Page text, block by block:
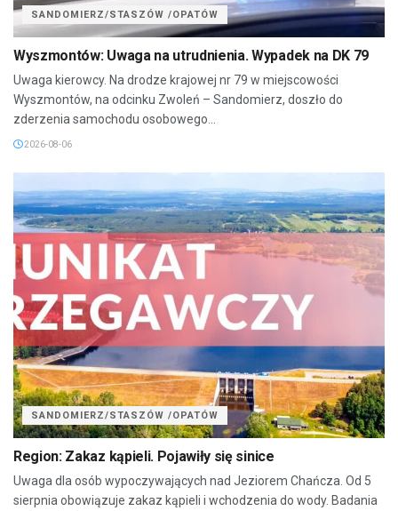
SANDOMIERZ/STASZÓW /OPATÓW
Wyszmontów: Uwaga na utrudnienia. Wypadek na DK 79
Uwaga kierowcy. Na drodze krajowej nr 79 w miejscowości
Wyszmontów, na odcinku Zwoleń – Sandomierz, doszło do
zderzenia samochodu osobowego...
2026-08-06
SANDOMIERZ/STASZÓW /OPATÓW
Region: Zakaz kąpieli. Pojawiły się sinice
Uwaga dla osób wypoczywających nad Jeziorem Chańcza. Od 5
sierpnia obowiązuje zakaz kąpieli i wchodzenia do wody. Badania